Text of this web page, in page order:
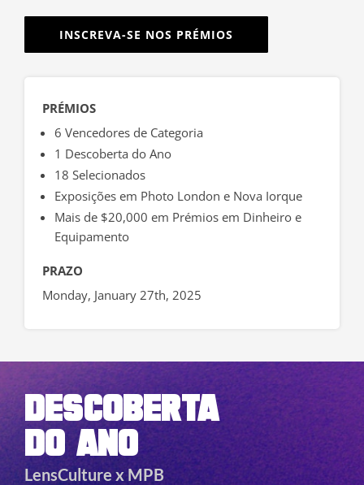
INSCREVA-SE NOS PRÉMIOS
PRÉMIOS
6 Vencedores de Categoria
1 Descoberta do Ano
18 Selecionados
Exposições em Photo London e Nova Iorque
Mais de $20,000 em Prémios em Dinheiro e
Equipamento
PRAZO
Monday, January 27th, 2025
DESCOBERTA
DO ANO
LensCulture x MPB